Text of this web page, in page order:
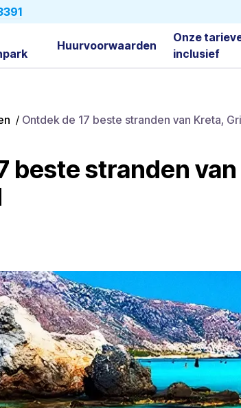
Huurvoorwaarden
Onze
inclusief
/ Ontdek de 17 beste stranden van Kreta,
beste stranden